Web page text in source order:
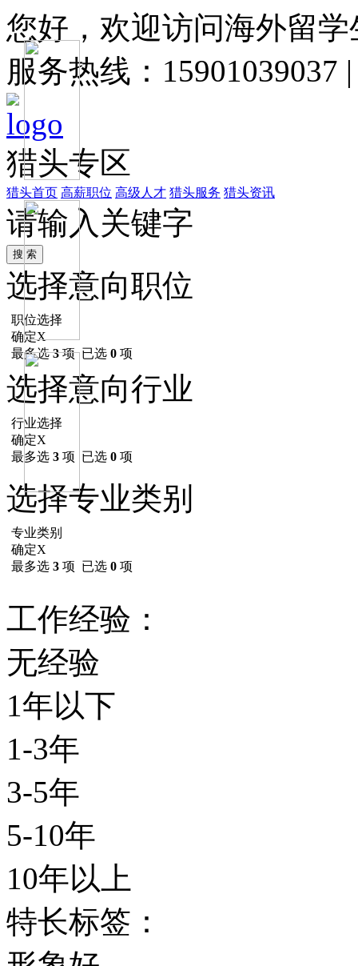
您好，欢迎访问海外留
服务热线：15901039037
猎头专区
猎头首页 高薪职位 高级人才 猎头服务 猎头资讯
请输入关键字
选择意向职位
职位选择
确定X
最多选3项 已选 0 项
选择意向行业
行业选择
确定X
最多选 3 项 已选 0 项
选择专业类别
专业类别
确定X
最多选 3 项 已选 0 项
工作经验：
无经验
1年以下
1-3年
3-5年
5-10年
10年以上
特长标签：